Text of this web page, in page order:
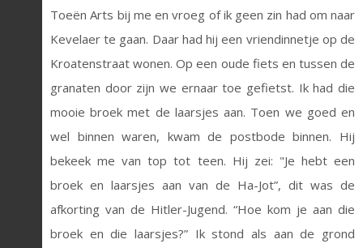
Toeën Arts bij me en vroeg of ik geen zin had om naar
Kevelaer te gaan. Daar had hij een vriendinnetje op de
Kroatenstraat wonen. Op een oude fiets en tussen de
granaten door zijn we ernaar toe gefietst. Ik had die
mooie broek met de laarsjes aan. Toen we goed en
wel binnen waren, kwam de postbode binnen. Hij
bekeek me van top tot teen. Hij zei: "Je hebt een
broek en laarsjes aan van de Ha-Jot”, dit was de
afkorting van de Hitler-Jugend. “Hoe kom je aan die
broek en die laarsjes?” Ik stond als aan de grond